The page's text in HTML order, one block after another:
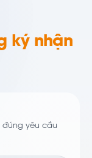
ký nhận
yêu cầu